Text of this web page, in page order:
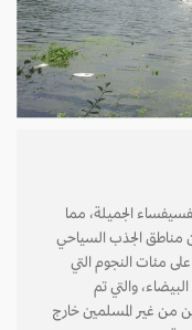
الجميلة، مما
الجذب السياحي
مئات النجوم التي
والتي تم
من غير المسلمين خارج